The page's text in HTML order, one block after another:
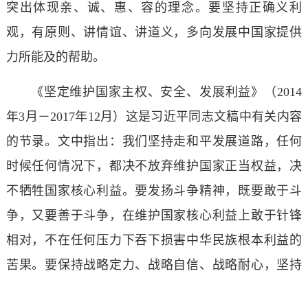
突出体现亲、诚、惠、容的理念。要坚持正确义利
观，有原则、讲情谊、讲道义，多向发展中国家提供
力所能及的帮助。
《坚定维护国家主权、安全、发展利益》（2014
年3月－2017年12月）这是习近平同志文稿中有关内容
的节录。文中指出：我们坚持走和平发展道路，任何
时候任何情况下，都决不放弃维护国家正当权益，决
不牺牲国家核心利益。要发扬斗争精神，既要敢于斗
争，又要善于斗争，在维护国家核心利益上敢于针锋
相对，不在任何压力下吞下损害中华民族根本利益的
苦果。要保持战略定力、战略自信、战略耐心，坚持